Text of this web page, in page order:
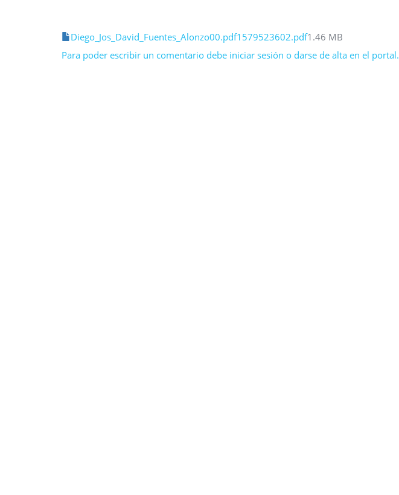
Diego_Jos_David_Fuentes_Alonzo00.pdf1579523602.pdf1.46 MB
Para poder escribir un comentario debe iniciar sesión o darse de alta en el portal.